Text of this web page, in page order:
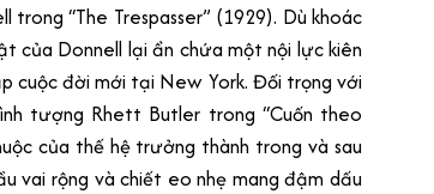
“The Trespasser” (1929). Dù khoác
của Donnell lại ẩn chứa một nội lực kiên
cuộc đời mới tại New York. Đối trọng với
tượng Rhett Butler trong “Cuốn theo
của thế hệ trưởng thành trong và sau
vai rộng và chiết eo nhẹ mang đậm dấu